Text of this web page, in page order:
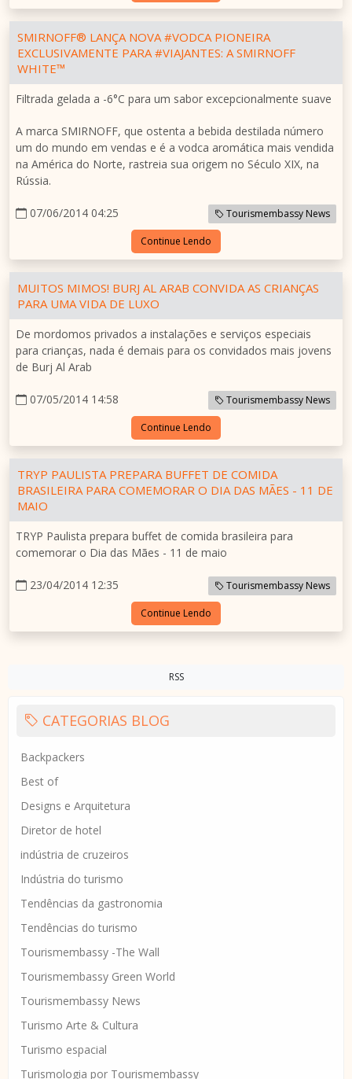
SMIRNOFF® LANÇA NOVA #VODCA PIONEIRA
EXCLUSIVAMENTE PARA #VIAJANTES: A SMIRNOFF
WHITE™
Filtrada gelada a -6°C para um sabor excepcionalmente suave
A marca SMIRNOFF, que ostenta a bebida destilada número
um do mundo em vendas e é a vodca aromática mais vendida
na América do Norte, rastreia sua origem no Século XIX, na
Rússia.
07/06/2014 04:25 Tourismembassy News
Continue Lendo
MUITOS MIMOS! BURJ AL ARAB CONVIDA AS CRIANÇAS
PARA UMA VIDA DE LUXO
De mordomos privados a instalações e serviços especiais
para crianças, nada é demais para os convidados mais jovens
de Burj Al Arab
07/05/2014 14:58 Tourismembassy News
Continue Lendo
TRYP PAULISTA PREPARA BUFFET DE COMIDA
BRASILEIRA PARA COMEMORAR O DIA DAS MÃES - 11 DE
MAIO
TRYP Paulista prepara buffet de comida brasileira para
comemorar o Dia das Mães - 11 de maio
23/04/2014 12:35 Tourismembassy News
Continue Lendo
RSS
CATEGORIAS BLOG
Backpackers
Best of
Designs e Arquitetura
Diretor de hotel
indústria de cruzeiros
Indústria do turismo
Tendências da gastronomia
Tendências do turismo
Tourismembassy -The Wall
Tourismembassy Green World
Tourismembassy News
Turismo Arte & Cultura
Turismo espacial
Turismologia por Tourismembassy